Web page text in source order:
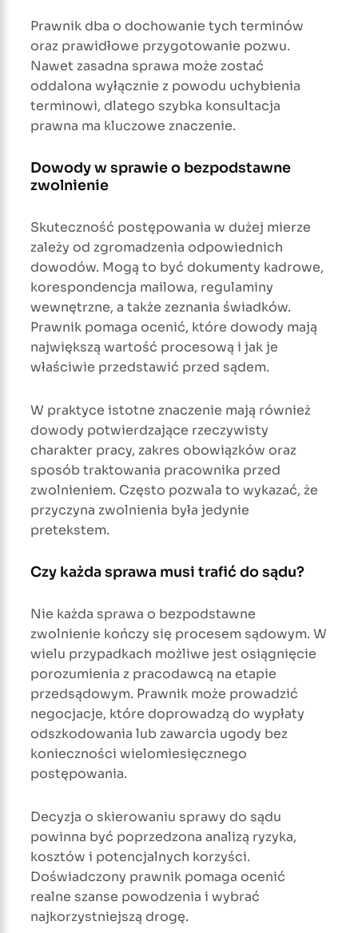
Prawnik dba o dochowanie tych terminów
oraz prawidłowe przygotowanie pozwu.
Nawet zasadna sprawa może zostać
oddalona wyłącznie z powodu uchybienia
terminowi, dlatego szybka konsultacja
prawna ma kluczowe znaczenie.
Dowody w sprawie o bezpodstawne
zwolnienie
Skuteczność postępowania w dużej mierze
zależy od zgromadzenia odpowiednich
dowodów. Mogą to być dokumenty kadrowe,
korespondencja mailowa, regulaminy
wewnętrzne, a także zeznania świadków.
Prawnik pomaga ocenić, które dowody mają
największą wartość procesową i jak je
właściwie przedstawić przed sądem.
W praktyce istotne znaczenie mają również
dowody potwierdzające rzeczywisty
charakter pracy, zakres obowiązków oraz
sposób traktowania pracownika przed
zwolnieniem. Często pozwala to wykazać, że
przyczyna zwolnienia była jedynie
pretekstem.
Czy każda sprawa musi trafić do sądu?
Nie każda sprawa o bezpodstawne
zwolnienie kończy się procesem sądowym. W
wielu przypadkach możliwe jest osiągnięcie
porozumienia z pracodawcą na etapie
przedsądowym. Prawnik może prowadzić
negocjacje, które doprowadzą do wypłaty
odszkodowania lub zawarcia ugody bez
konieczności wielomiesięcznego
postępowania.
Decyzja o skierowaniu sprawy do sądu
powinna być poprzedzona analizą ryzyka,
kosztów i potencjalnych korzyści.
Doświadczony prawnik pomaga ocenić
realne szanse powodzenia i wybrać
najkorzystniejszą drogę.